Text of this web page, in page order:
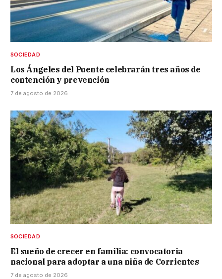
SOCIEDAD
Los Ángeles del Puente celebrarán tres años de
contención y prevención
7 de agosto de 2026
SOCIEDAD
El sueño de crecer en familia: convocatoria
nacional para adoptar a una niña de Corrientes
7 de agosto de 2026